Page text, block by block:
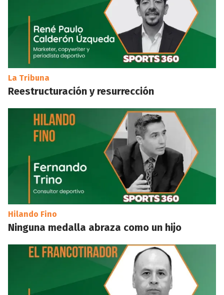
La Tribuna
Reestructuración y resurrección
Hilando Fino
Ninguna medalla abraza como un hijo